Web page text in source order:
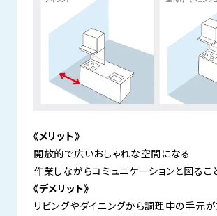
《メリット》
開放的で広いおしゃれな空間になる
作業しながらコミュニケーションと図るこ
《デメリット》
リビングやダイニングから調理中の手元